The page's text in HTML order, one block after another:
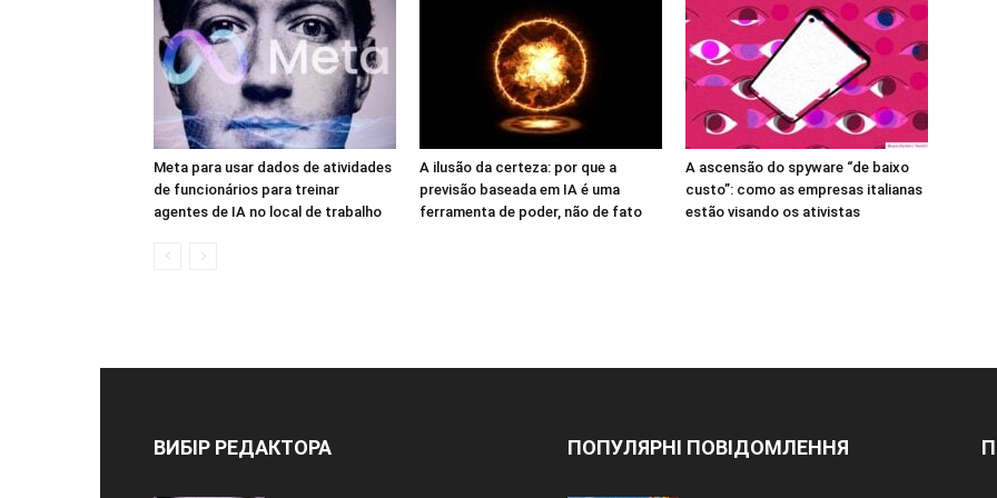
Meta para usar dados de atividades
de funcionários para treinar
agentes de IA no local de trabalho
A ilusão da certeza: por que a
previsão baseada em IA é uma
ferramenta de poder, não de fato
A ascensão do spyware “de baixo
custo”: como as empresas italianas
estão visando os ativistas
ВИБІР РЕДАКТОРА ПОПУЛЯРНІ ПОВІДОМЛЕННЯ